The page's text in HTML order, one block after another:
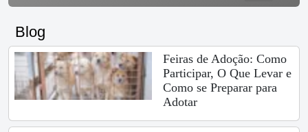
Blog
Feiras de Adoção: Como
Participar, O Que Levar e
Como se Preparar para
Adotar